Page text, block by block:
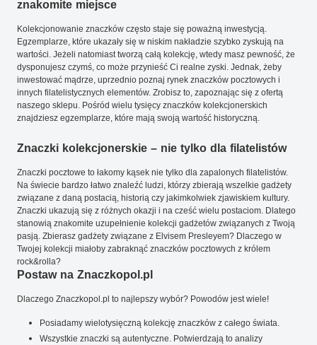
znakomite miejsce
Kolekcjonowanie znaczków często staje się poważną inwestycją.
Egzemplarze, które ukazały się w niskim nakładzie szybko zyskują na
wartości. Jeżeli natomiast tworzą całą kolekcję, wtedy masz pewność, że
dysponujesz czymś, co może przynieść Ci realne zyski. Jednak, żeby
inwestować mądrze, uprzednio poznaj rynek znaczków pocztowych i
innych filatelistycznych elementów. Zrobisz to, zapoznając się z ofertą
naszego sklepu. Pośród wielu tysięcy znaczków kolekcjonerskich
znajdziesz egzemplarze, które mają swoją wartość historyczną.
Znaczki kolekcjonerskie – nie tylko dla filatelistów
Znaczki pocztowe to łakomy kąsek nie tylko dla zapalonych filatelistów.
Na świecie bardzo łatwo znaleźć ludzi, którzy zbierają wszelkie gadżety
związane z daną postacią, historią czy jakimkolwiek zjawiskiem kultury.
Znaczki ukazują się z różnych okazji i na cześć wielu postaciom. Dlatego
stanowią znakomite uzupełnienie kolekcji gadżetów związanych z Twoją
pasją. Zbierasz gadżety związane z Elvisem Presleyem? Dlaczego w
Twojej kolekcji miałoby zabraknąć znaczków pocztowych z królem
rock&rolla?
Postaw na Znaczkopol.pl
Dlaczego Znaczkopol.pl to najlepszy wybór? Powodów jest wiele!
Posiadamy wielotysięczną kolekcję znaczków z całego świata.
Wszystkie znaczki są autentyczne. Potwierdzają to analizy